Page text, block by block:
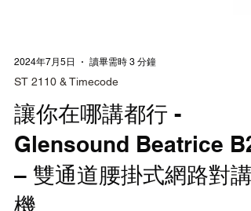
2024年7月5日 讀畢需時 3 分鐘
讓你在哪講都行 -
Glensound Beatrice B2